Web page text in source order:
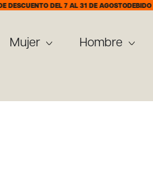
DEL 7 AL 31 DE AGOSTODEBIDO AL
Mujer Hombre